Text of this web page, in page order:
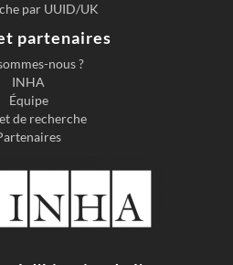
par UUID/UK
partenaires
nous ?
INHA
Équipe
de recherche